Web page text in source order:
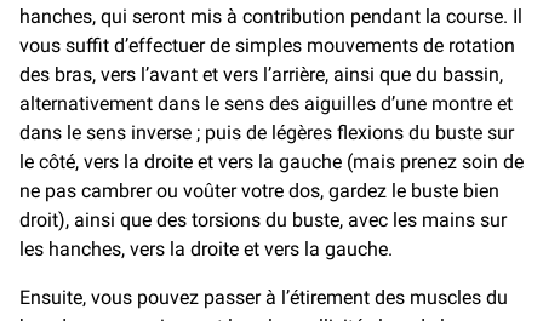
hanches, qui seront mis à contribution pendant la course. Il
vous suffit d’effectuer de simples mouvements de rotation
des bras, vers l’avant et vers l’arrière, ainsi que du bassin,
alternativement dans le sens des aiguilles d’une montre et
dans le sens inverse ; puis de légères flexions du buste sur
le côté, vers la droite et vers la gauche (mais prenez soin de
ne pas cambrer ou voûter votre dos, gardez le buste bien
droit), ainsi que des torsions du buste, avec les mains sur
les hanches, vers la droite et vers la gauche.
Ensuite, vous pouvez passer à l’étirement des muscles du